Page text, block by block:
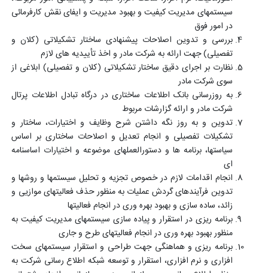
سیستمهای مدیریت کیفیت و بهبود مدیریت و ایفای نقش کارفرمائی
در امور فوق
بررسی و تدوین اصلاحات پیشنهادی ساختار تشکیلاتی (کلان و
تفصیلی) جهت ارائه به شرکت مادر و اخذ تأییدیه های لازم
نظارت بر اجرای دقیق ساختار تشکیلاتی (کلان و تفصیلی) ابلاغی از
سوی شرکت مادر
به روزرسانی بانک اطلاعات ساختاری در درگاه تبادل اطلاعات پرتال
شرکت مادر و ارائه گزارشات مربوط
تدوین و به روز نگه داشتن شرح وظایف و اختیارات، ساختار و
تشکیلات تفصیلی و انجام تعدیل و اصلاحات ساختاری بر اساس
سیاستها، برنامه ها و دستورالعملهای موضوعه و اختیارات اساسنامه
ای
انجام اقدامات لازم در خصوص تجزیه و تحلیل سیستمها و روشها و
تدوین فرآیندهای گردش عملیات به منظور حذف فعالیتهای موازیی و
زائد، ساده سازی و بهبود بهره وری در انجام فعالیتها
برنامه ریزی در استقرار و پیاده سازی سیستمهای مدیریت کیفیت به
منظور بهبود بهره وری در انجام فعالیتهای طرح و جاری
برنامه ریزی و هماهنگی جهت طراحی و استقرار سیستمهای سخت
افزاری و نرم افزاری، استقرار و توسعه شبکه اطلاع رسانی شرکت به